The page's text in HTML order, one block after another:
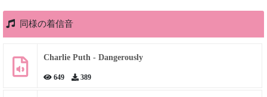
同様の着信音
Charlie Puth - Dangerously
649 389